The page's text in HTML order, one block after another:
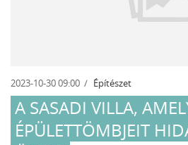
2023-10-30 09:00 Építészet
A SASADI VILLA,
ÉPÜLETTÖMBJEIT